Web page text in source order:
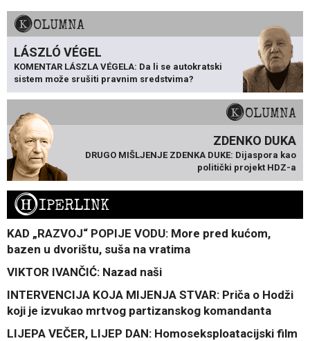
KOLUMNA
LÁSZLÓ VÉGEL
KOMENTAR LÁSZLA VÉGELA: Da li se autokratski
sistem može srušiti pravnim sredstvima?
KOLUMNA
ZDENKO DUKA
DRUGO MIŠLJENJE ZDENKA DUKE: Dijaspora kao
politički projekt HDZ-a
HIPERLINK
KAD „RAZVOJ“ POPIJE VODU: More pred kućom,
bazen u dvorištu, suša na vratima
VIKTOR IVANČIĆ: Nazad naši
INTERVENCIJA KOJA MIJENJA STVAR: Priča o Hodži
koji je izvukao mrtvog partizanskog komandanta
LIJEPA VEČER, LIJEP DAN: Homoseksploatacijski film